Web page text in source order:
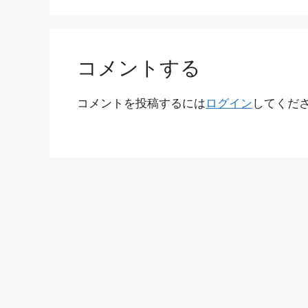
コメントする
コメントを投稿するには ログイン してくだ